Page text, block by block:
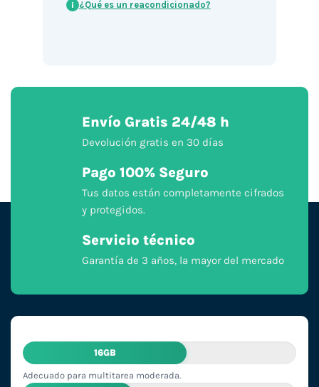
i ¿Qué es un reacondicionado?
Envío Gratis 24/48 h
Devolución gratis en 30 días
Pago 100% Seguro
Tus datos están completamente cifrados
y protegidos.
Servicio técnico
Garantía de 3 años, la mayor del mercado
16GB
Adecuado para multitarea moderada.